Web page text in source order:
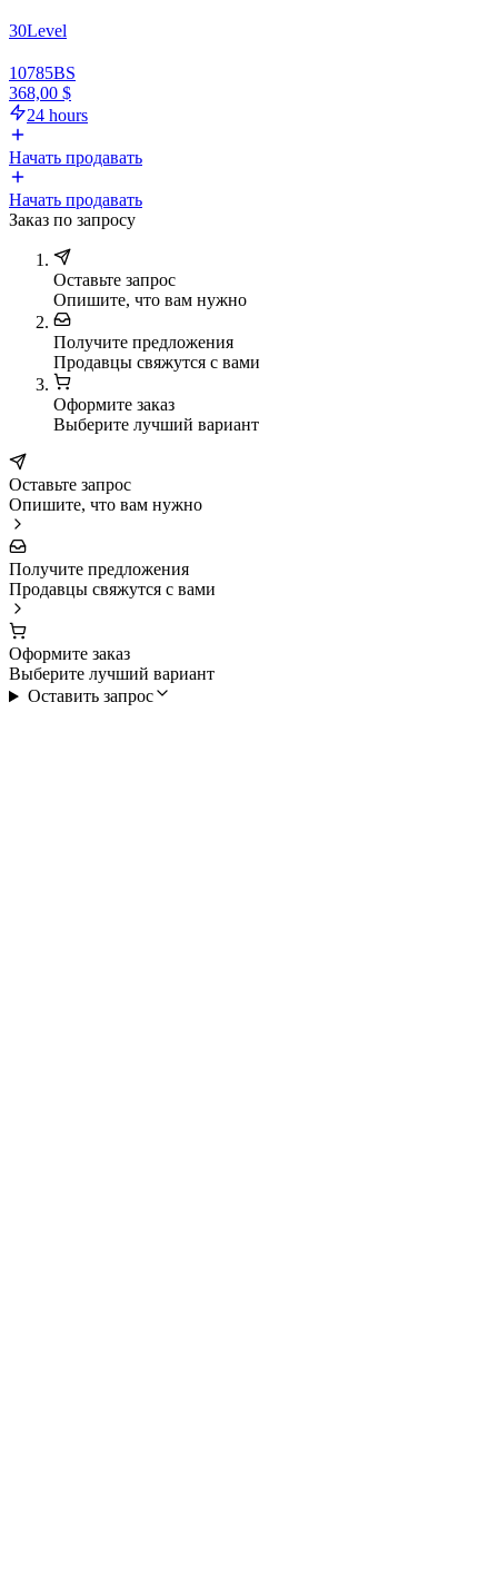
30Level
10785BS
368,00 $
24 hours
Начать продавать
Начать продавать
Заказ по запросу
Оставьте запрос
Опишите, что вам нужно
Получите предложения
Продавцы свяжутся с вами
Оформите заказ
Выберите лучший вариант
Оставьте запрос
Опишите, что вам нужно
Получите предложения
Продавцы свяжутся с вами
Оформите заказ
Выберите лучший вариант
Оставить запрос